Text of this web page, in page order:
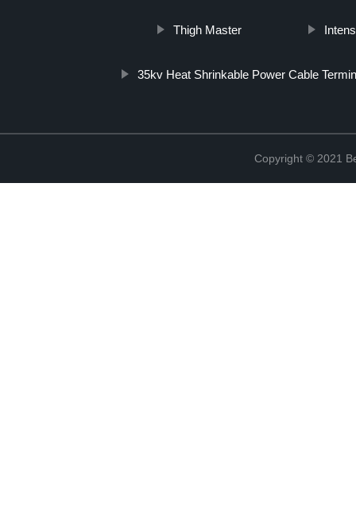
Thigh Master
35kv Heat Shrinkable Power Cable
Copyright © 2021